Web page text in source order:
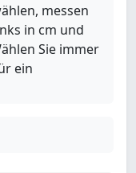
messen
in cm und
Sie immer
ein